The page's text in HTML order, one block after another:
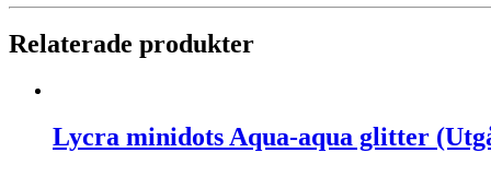
Relaterade produkter
Lycra minidots Aqua-aqua glitter